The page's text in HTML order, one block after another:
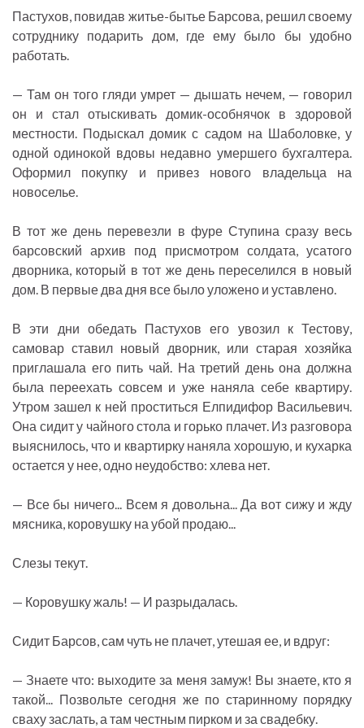
Пастухов, повидав житье-бытье Барсова, решил своему
сотруднику подарить дом, где ему было бы удобно
работать.
— Там он того гляди умрет — дышать нечем, — говорил
он и стал отыскивать домик-особнячок в здоровой
местности. Подыскал домик с садом на Шаболовке, у
одной одинокой вдовы недавно умершего бухгалтера.
Оформил покупку и привез нового владельца на
новоселье.
В тот же день перевезли в фуре Ступина сразу весь
барсовский архив под присмотром солдата, усатого
дворника, который в тот же день переселился в новый
дом. В первые два дня все было уложено и уставлено.
В эти дни обедать Пастухов его увозил к Тестову,
самовар ставил новый дворник, или старая хозяйка
приглашала его пить чай. На третий день она должна
была переехать совсем и уже наняла себе квартиру.
Утром зашел к ней проститься Елпидифор Васильевич.
Она сидит у чайного стола и горько плачет. Из разговора
выяснилось, что и квартирку наняла хорошую, и кухарка
остается у нее, одно неудобство: хлева нет.
— Все бы ничего... Всем я довольна... Да вот сижу и жду
мясника, коровушку на убой продаю...
Слезы текут.
— Коровушку жаль! — И разрыдалась.
Сидит Барсов, сам чуть не плачет, утешая ее, и вдруг:
— Знаете что: выходите за меня замуж! Вы знаете, кто я
такой... Позвольте сегодня же по старинному порядку
сваху заслать, а там честным пирком и за свадебку.